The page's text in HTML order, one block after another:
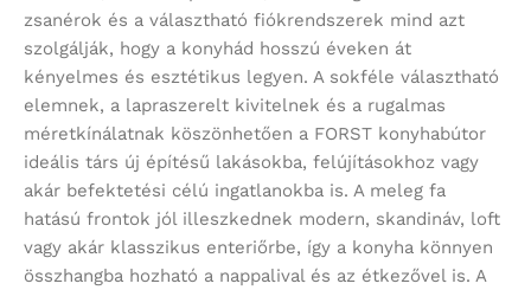
zsanérok és a választható fiókrendszerek mind azt
szolgálják, hogy a konyhád hosszú éveken át
kényelmes és esztétikus legyen. A sokféle választható
elemnek, a lapraszerelt kivitelnek és a rugalmas
méretkínálatnak köszönhetően a FORST konyhabútor
ideális társ új építésű lakásokba, felújításokhoz vagy
akár befektetési célú ingatlanokba is. A meleg fa
hatású frontok jól illeszkednek modern, skandináv, loft
vagy akár klasszikus enteriőrbe, így a konyha könnyen
összhangba hozható a nappalival és az étkezővel is. A